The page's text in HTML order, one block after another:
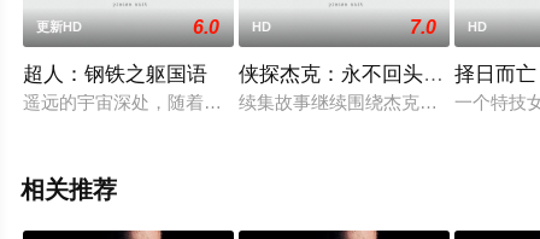
更新HD 6.0
超人：钢铁之躯国语
遥远的宇宙深处，随着氪星的毁灭，超人的传奇故事拉开序幕。
HD 7.0
侠探杰克：永不回头国语
续集故事继续围绕杰克（汤姆·克鲁
HD
择日而亡
一个特技
相关推荐